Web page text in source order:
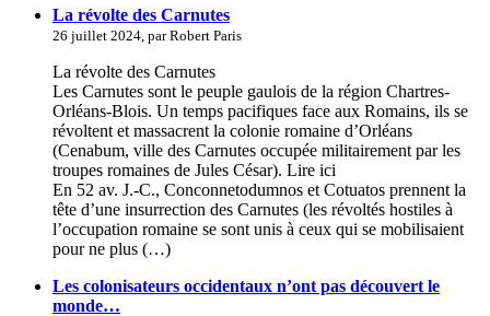
La révolte des Carnutes
26 juillet 2024, par Robert Paris
La révolte des Carnutes
Les Carnutes sont le peuple gaulois de la région Chartres-
Orléans-Blois. Un temps pacifiques face aux Romains, ils se
révoltent et massacrent la colonie romaine d’Orléans
(Cenabum, ville des Carnutes occupée militairement par les
troupes romaines de Jules César). Lire ici
En 52 av. J.-C., Conconnetodumnos et Cotuatos prennent la
tête d’une insurrection des Carnutes (les révoltés hostiles à
l’occupation romaine se sont unis à ceux qui se mobilisaient
pour ne plus (…)
Les colonisateurs occidentaux n’ont pas découvert le
monde…